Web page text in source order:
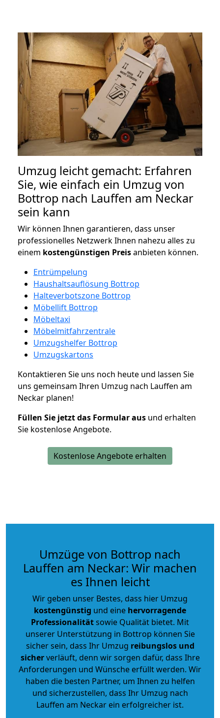
Umzug leicht gemacht: Erfahren
Sie, wie einfach ein Umzug von
Bottrop nach Lauffen am Neckar
sein kann
Wir können Ihnen garantieren, dass unser
professionelles Netzwerk Ihnen nahezu alles zu
einem kostengünstigen Preisanbieten können.
Entrümpelung
Haushaltsauflösung Bottrop
Halteverbotszone Bottrop
Möbellift Bottrop
Möbeltaxi
Möbelmitfahrzentrale
Umzugshelfer Bottrop
Umzugskartons
Kontaktieren Sie uns noch heute und lassen Sie
uns gemeinsam Ihren Umzug nach Lauffen am
Neckar planen!
Füllen Sie jetzt das Formular aus und erhalten
Sie kostenlose Angebote.
Kostenlose Angebote erhalten
Umzüge von Bottrop nach
Lauffen am Neckar: Wir machen
es Ihnen leicht
Wir geben unser Bestes, dass hier Umzug
kostengünstig und eine hervorragende
Professionalitätsowie Qualität bietet. Mit
unserer Unterstützung in Bottrop können Sie
sicher sein, dass Ihr Umzug reibungslos und
sicherverläuft, denn wir sorgen dafür, dass Ihre
Anforderungen und Wünsche erfüllt werden. Wir
haben die besten Partner, um Ihnen zu helfen
und sicherzustellen, dass Ihr Umzug nach
Lauffen am Neckar ein erfolgreicher ist.